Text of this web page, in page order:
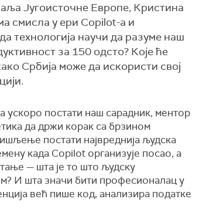
Југоисточне Европе, Кристина
смисла у ери Copilot-а и
технологија научи да разуме наш
за 150 одсто? Које ће
Србија може да искористи свој
ускоро постати наш сарадник, ментор
да држи корак са брзином
постати највреднија људска
када Copilot организује посао, а
— шта је то што људску
И шта значи бити професионалац у
већ пише код, анализира податке